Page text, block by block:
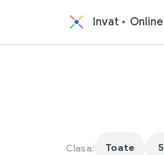
Invat Online
Clasa: Toate 5